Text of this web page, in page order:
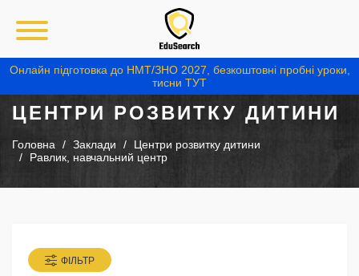
Онлайн підготовка до НМТ/ЗНО 2027, безкоштовні пробні уроки,
тисни ТУТ
ЦЕНТРИ РОЗВИТКУ ДИТИНИ
Головна Заклади
Центри розвитку дитини
Равлик, навчальний центр
ФІЛЬТР